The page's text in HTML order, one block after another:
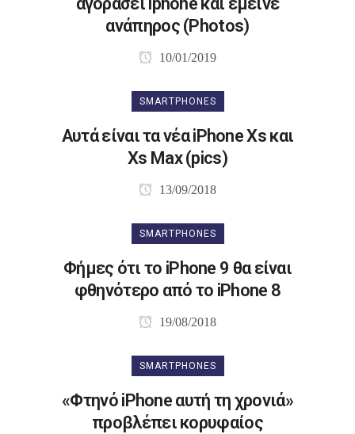
ανάπηρος (Photos)
10/01/2019
SMARTPHONES
Αυτά είναι τα νέα iPhone Xs και
Xs Max (pics)
13/09/2018
SMARTPHONES
Φήμες ότι το iPhone 9 θα είναι
φθηνότερο από το iPhone 8
19/08/2018
SMARTPHONES
«Φτηνό iPhone αυτή τη χρονιά»
προβλέπει κορυφαίος